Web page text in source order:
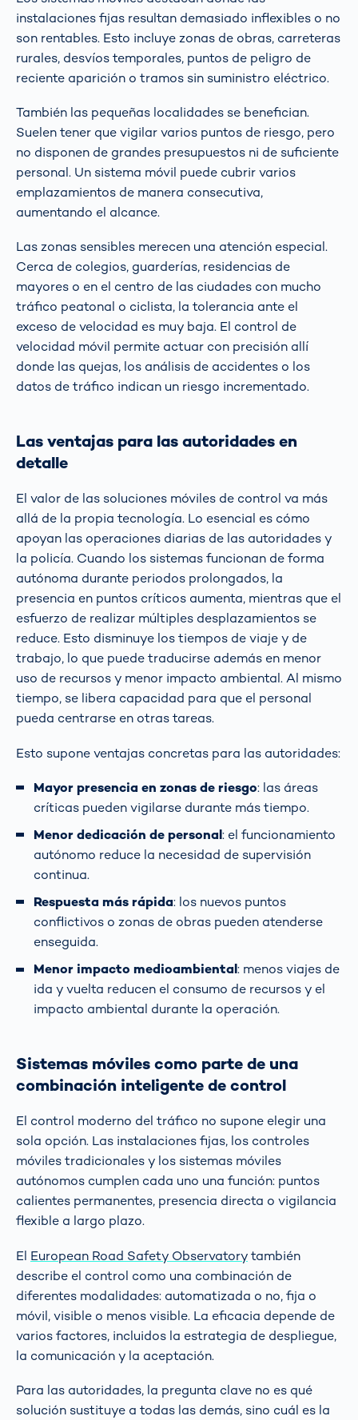
instalaciones fijas resultan demasiado inflexibles o no
son rentables. Esto incluye zonas de obras, carreteras
rurales, desvíos temporales, puntos de peligro de
reciente aparición o tramos sin suministro eléctrico.
También las pequeñas localidades se benefician.
Suelen tener que vigilar varios puntos de riesgo, pero
no disponen de grandes presupuestos ni de suficiente
personal. Un sistema móvil puede cubrir varios
emplazamientos de manera consecutiva,
aumentando el alcance.
Las zonas sensibles merecen una atención especial.
Cerca de colegios, guarderías, residencias de
mayores o en el centro de las ciudades con mucho
tráfico peatonal o ciclista, la tolerancia ante el
exceso de velocidad es muy baja. El control de
velocidad móvil permite actuar con precisión allí
donde las quejas, los análisis de accidentes o los
datos de tráfico indican un riesgo incrementado.
Las ventajas para las autoridades en
detalle
El valor de las soluciones móviles de control va más
allá de la propia tecnología. Lo esencial es cómo
apoyan las operaciones diarias de las autoridades y
la policía. Cuando los sistemas funcionan de forma
autónoma durante periodos prolongados, la
presencia en puntos críticos aumenta, mientras que el
esfuerzo de realizar múltiples desplazamientos se
reduce. Esto disminuye los tiempos de viaje y de
trabajo, lo que puede traducirse además en menor
uso de recursos y menor impacto ambiental. Al mismo
tiempo, se libera capacidad para que el personal
pueda centrarse en otras tareas.
Esto supone ventajas concretas para las autoridades:
Mayor presencia en zonas de riesgo: las áreas
críticas pueden vigilarse durante más tiempo.
Menor dedicación de personal: el funcionamiento
autónomo reduce la necesidad de supervisión
continua.
Respuesta más rápida: los nuevos puntos
conflictivos o zonas de obras pueden atenderse
enseguida.
Menor impacto medioambiental: menos viajes de
ida y vuelta reducen el consumo de recursos y el
impacto ambiental durante la operación.
Sistemas móviles como parte de una
combinación inteligente de control
El control moderno del tráfico no supone elegir una
sola opción. Las instalaciones fijas, los controles
móviles tradicionales y los sistemas móviles
autónomos cumplen cada uno una función: puntos
calientes permanentes, presencia directa o vigilancia
flexible a largo plazo.
El European Road Safety Observatorytambién
describe el control como una combinación de
diferentes modalidades: automatizada o no, fija o
móvil, visible o menos visible. La eficacia depende de
varios factores, incluidos la estrategia de despliegue,
la comunicación y la aceptación.
Para las autoridades, la pregunta clave no es qué
solución sustituye a todas las demás, sino cuál es la